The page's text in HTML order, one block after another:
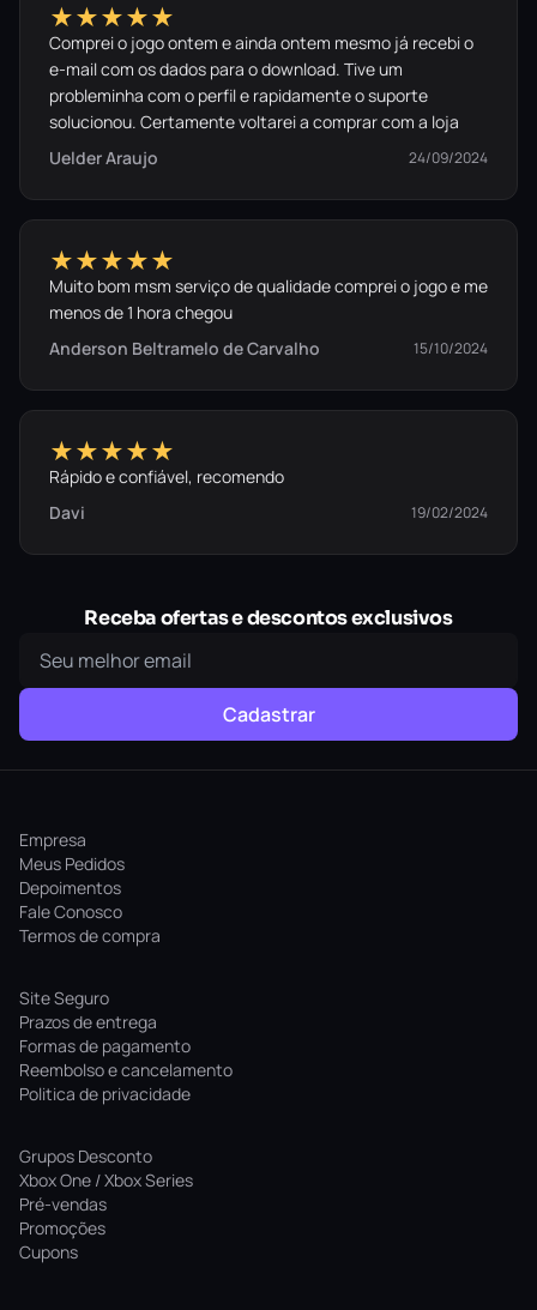
★★★★★
Comprei o jogo ontem e ainda ontem mesmo já recebi o
e-mail com os dados para o download. Tive um
probleminha com o perfil e rapidamente o suporte
solucionou. Certamente voltarei a comprar com a loja
Uelder Araujo
24/09/2024
★★★★★
Muito bom msm serviço de qualidade comprei o jogo e me
menos de 1 hora chegou
Anderson Beltramelo de Carvalho
15/10/2024
★★★★★
Rápido e confiável, recomendo
Davi
19/02/2024
Receba ofertas e descontos exclusivos
Cadastrar
Empresa
Meus Pedidos
Depoimentos
Fale Conosco
Termos de compra
Site Seguro
Prazos de entrega
Formas de pagamento
Reembolso e cancelamento
Politica de privacidade
Grupos Desconto
Xbox One / Xbox Series
Pré-vendas
Promoções
Cupons